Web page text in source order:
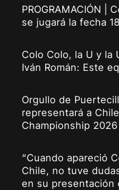
PROGRAMACIÓN |
se jugará la fecha
Colo Colo, la U y la
Iván Román: Este
Orgullo de
representará a
Championship 2026
“Cuando apareció
Chile, no tuve
en su presentación